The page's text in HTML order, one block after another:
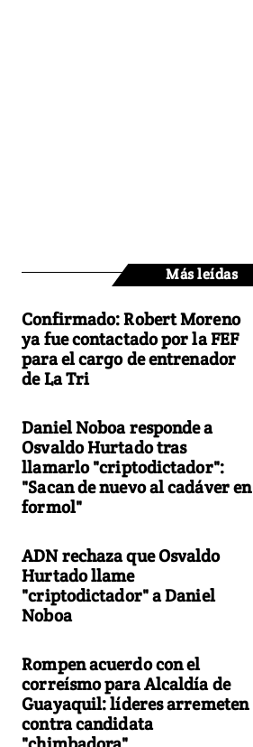
Más leídas
Confirmado: Robert Moreno
ya fue contactado por la FEF
para el cargo de entrenador
de La Tri
Daniel Noboa responde a
Osvaldo Hurtado tras
llamarlo "criptodictador":
"Sacan de nuevo al cadáver en
formol"
ADN rechaza que Osvaldo
Hurtado llame
"criptodictador" a Daniel
Noboa
Rompen acuerdo con el
correísmo para Alcaldía de
Guayaquil: líderes arremeten
contra candidata